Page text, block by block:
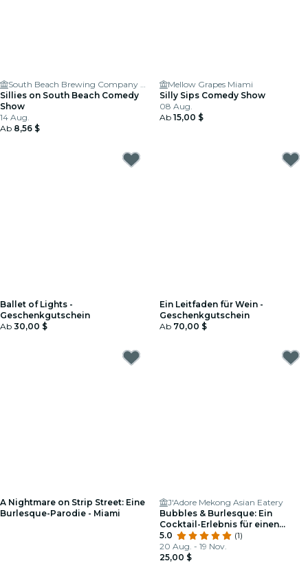
South Beach Brewing Company Taproom & Restaurant
Sillies on South Beach Comedy
Show
14 Aug.
Ab 8,56 $
Mellow Grapes Miami
Silly Sips Comedy Show
08 Aug.
Ab 15,00 $
Ballet of Lights -
Geschenkgutschein
Ab 30,00 $
Ein Leitfaden für Wein -
Geschenkgutschein
Ab 70,00 $
A Nightmare on Strip Street: Eine
Burlesque-Parodie - Miami
J'Adore Mekong Asian Eatery
Bubbles & Burlesque: Ein
Cocktail-Erlebnis für einen
Mädelsabend
5.0
(1)
20 Aug. - 19 Nov.
25,00 $